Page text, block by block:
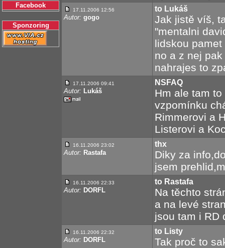
Facebook
Sponzoring
17.11.2006 12:56
Autor: gogo
to Lukáš
Jak jistě víš,
"mentalni
lidskou
no a z nej
nahrajes to
17.11.2006 09:41
Autor: Lukáš
NSFAQ
Hm ale tam
vzpomínku
Rimmerovi a
Listerovi a
16.11.2006 23:02
Autor: Rastafa
thx
Diky za
jsem
16.11.2006 22:33
Autor: DORFL
to Rastafa
Na těchto
a na levé
jsou tam i RD
16.11.2006 22:32
Autor: DORFL
to Listy
Tak proč to